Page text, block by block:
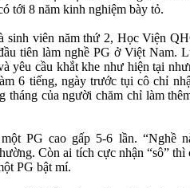
tới 8 năm kinh nghiệm bày tỏ.
sinh viên năm thứ 2, Học Viện
tiên làm nghề PG ở Việt Nam.
yêu cầu khắt khe như hiện tại
6 tiếng, ngày trước tụi cô chỉ
tháng của người chăm chỉ làm
PG cao gấp 5-6 lần. “Nghề
Còn ai tích cực nhận “sô” thì
PG bật mí.